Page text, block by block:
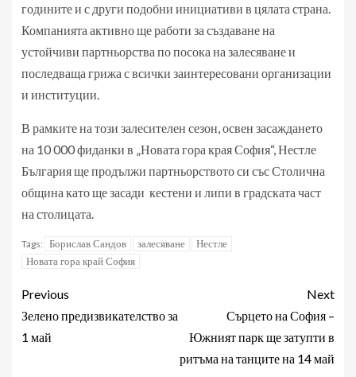
годините и с други подобни инициативи в цялата страна.
Компанията активно ще работи за създаване на
устойчиви партньорства по посока на залесяване и
последваща грижа с всички заинтересовани организации
и институции.
В рамките на този залесителен сезон, освен засаждането
на 10 000 фиданки в „Новата гора края София“, Нестле
България ще продължи партньорството си със Столична
община като ще засади кестени и липи в градската част
на столицата.
Tags: Борислав Сандов залесяване
Нестле
Новата гора край София
Previous
Зелено предизвикателство за
1 май
Next
Сърцето на София –
Южният парк ще затупти в
ритъма на танците на 14 май